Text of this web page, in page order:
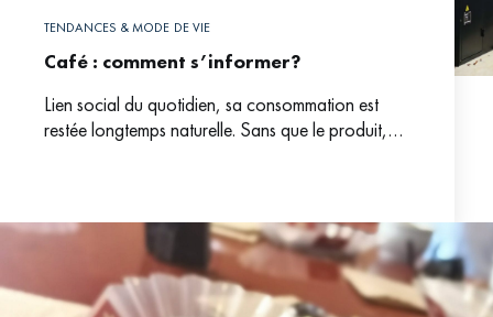
TENDANCES & MODE DE VIE
Café : comment s’informer?
Lien social du quotidien, sa consommation est
restée longtemps naturelle. Sans que le produit,